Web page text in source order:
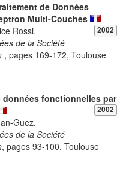
de Données
Multi-Couches
2002
Rossi.
de la Société
, pages 169-172, Toulouse
fonctionnelles par
2002
Guez.
de la Société
, pages 93-100, Toulouse